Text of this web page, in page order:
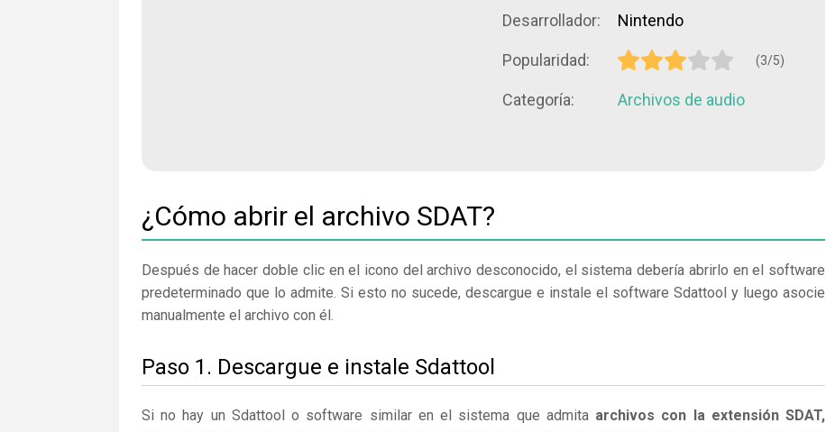
Desarrollador: Nintendo
Popularidad: (3/5)
Categoría: Archivos de audio
¿Cómo abrir el archivo SDAT?
Después de hacer doble clic en el icono del archivo desconocido, el sistema debería abrirlo en el software
predeterminado que lo admite. Si esto no sucede, descargue e instale el software Sdattool y luego asocie
manualmente el archivo con él.
Paso 1. Descargue e instale Sdattool
Si no hay un Sdattool o software similar en el sistema que admita archivos con la extensión SDAT,